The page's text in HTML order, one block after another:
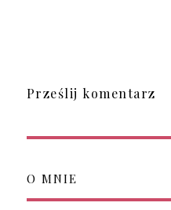
Prześlij komentarz
O MNIE